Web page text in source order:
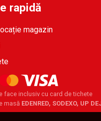
rapidă
magazin
face inclusiv cu card de tichete
masă EDENRED, SODEXO, UP